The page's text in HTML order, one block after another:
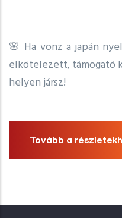
🌸 Ha vonz a japán
elkötelezett, támogató
helyen jársz!
Tovább a